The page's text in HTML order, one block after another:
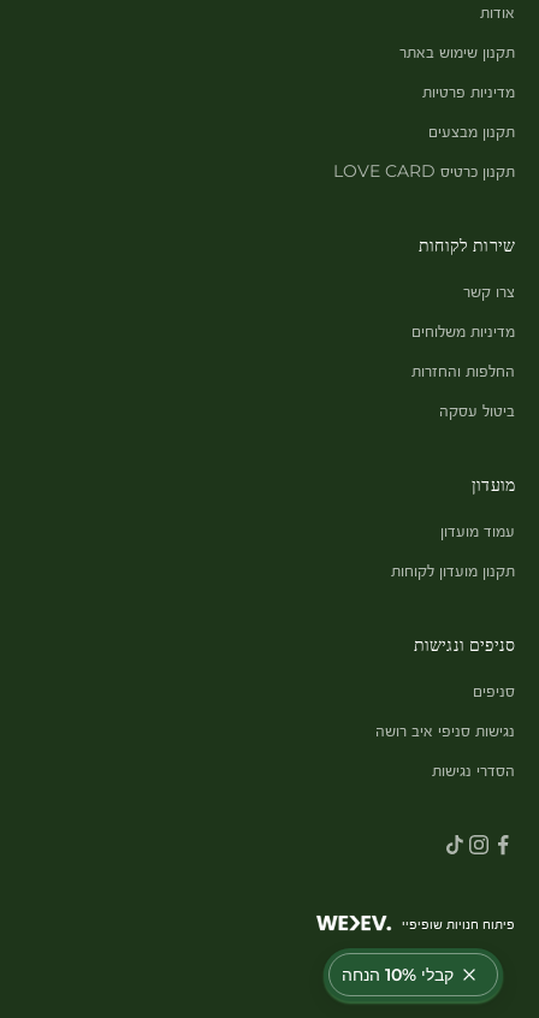
קבלי 10% הנחה
אודות
תקנון שימוש באתר
מדיניות פרטיות
תקנון מבצעים
תקנון כרטיס LOVE CARD
שירות לקוחות
צרו קשר
מדיניות משלוחים
החלפות והחזרות
ביטול עסקה
מועדון
עמוד מועדון
תקנון מועדון לקוחות
סניפים ונגישות
סניפים
נגישות סניפי איב רושה
הסדרי נגישות
פיתוח חנויות שופיפיי